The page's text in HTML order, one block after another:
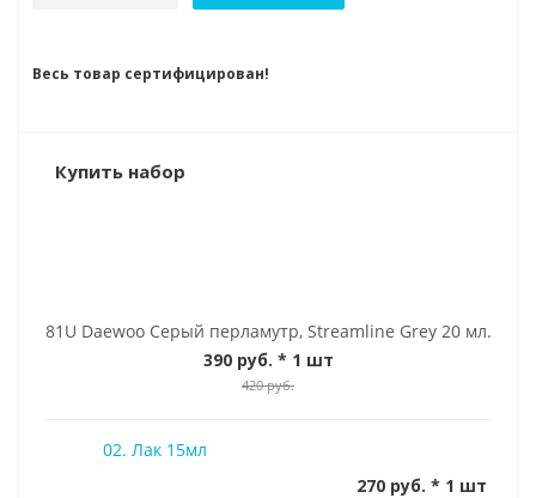
Весь товар сертифицирован!
Купить набор
81U Daewoo Серый перламутр, Streamline Grey 20 мл.
390 руб. * 1 шт
420 руб.
02. Лак 15мл
270 руб. * 1 шт